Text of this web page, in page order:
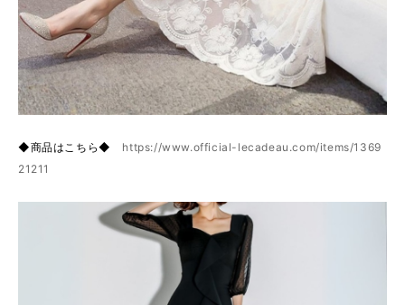
◆商品はこちら◆ https://www.official-lecadeau.com/items/1369
21211